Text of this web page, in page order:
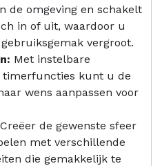
de omgeving en schakelt
in of uit, waardoor u
vergroot.
Met instelbare
timerfuncties kunt u de
wens aanpassen voor
Creëer de gewenste sfeer
met verschillende
die gemakkelijk te